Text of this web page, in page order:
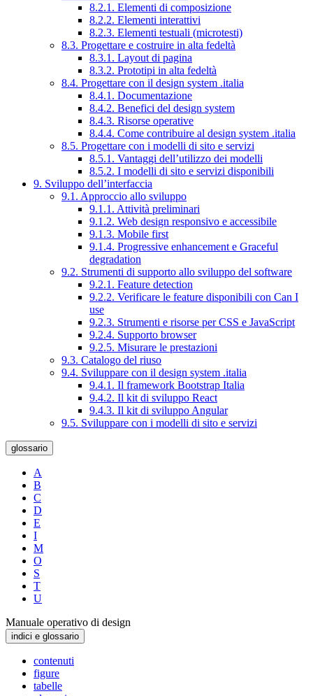
8.2.1. Elementi di composizione
8.2.2. Elementi interattivi
8.2.3. Elementi testuali (microtesti)
8.3. Progettare e costruire in alta fedeltà
8.3.1. Layout di pagina
8.3.2. Prototipi in alta fedeltà
8.4. Progettare con il design system .italia
8.4.1. Documentazione
8.4.2. Benefici del design system
8.4.3. Risorse operative
8.4.4. Come contribuire al design system .italia
8.5. Progettare con i modelli di sito e servizi
8.5.1. Vantaggi dell’utilizzo dei modelli
8.5.2. I modelli di sito e servizi disponibili
9. Sviluppo dell’interfaccia
9.1. Approccio allo sviluppo
9.1.1. Attività preliminari
9.1.2. Web design responsivo e accessibile
9.1.3. Mobile first
9.1.4. Progressive enhancement e Graceful
degradation
9.2. Strumenti di supporto allo sviluppo del software
9.2.1. Feature detection
9.2.2. Verificare le feature disponibili con Can I
use
9.2.3. Strumenti e risorse per CSS e JavaScript
9.2.4. Supporto browser
9.2.5. Misurare le prestazioni
9.3. Catalogo del riuso
9.4. Sviluppare con il design system .italia
9.4.1. Il framework Bootstrap Italia
9.4.2. Il kit di sviluppo React
9.4.3. Il kit di sviluppo Angular
9.5. Sviluppare con i modelli di sito e servizi
glossario
A
B
C
D
E
I
M
O
S
T
U
Manuale operativo di design
indici e glossario
contenuti
figure
tabelle